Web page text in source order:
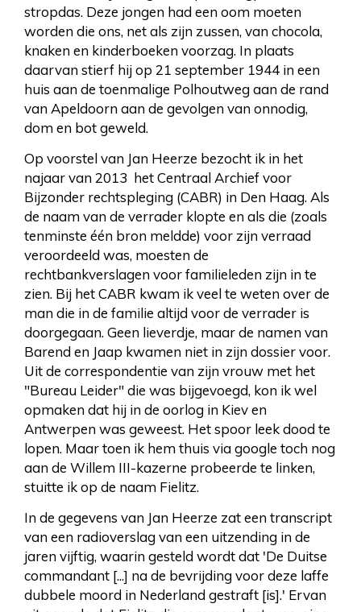
stropdas. Deze jongen had een oom moeten
worden die ons, net als zijn zussen, van chocola,
knaken en kinderboeken voorzag. In plaats
daarvan stierf hij op 21 september 1944 in een
huis aan de toenmalige Polhoutweg aan de rand
van Apeldoorn aan de gevolgen van onnodig,
dom en bot geweld.
Op voorstel van Jan Heerze bezocht ik in het
najaar van 2013 het Centraal Archief voor
Bijzonder rechtspleging (CABR) in Den Haag. Als
de naam van de verrader klopte en als die (zoals
tenminste één bron meldde) voor zijn verraad
veroordeeld was, moesten de
rechtbankverslagen voor familieleden zijn in te
zien. Bij het CABR kwam ik veel te weten over de
man die in de familie altijd voor de verrader is
doorgegaan. Geen lieverdje, maar de namen van
Barend en Jaap kwamen niet in zijn dossier voor.
Uit de correspondentie van zijn vrouw met het
"Bureau Leider" die was bijgevoegd, kon ik wel
opmaken dat hij in de oorlog in Kiev en
Antwerpen was geweest. Het spoor leek dood te
lopen. Maar toen ik hem thuis via google toch nog
aan de Willem III-kazerne probeerde te linken,
stuitte ik op de naam Fielitz.
In de gegevens van Jan Heerze zat een transcript
van een radioverslag van een uitzending in de
jaren vijftig, waarin gesteld wordt dat 'De Duitse
commandant [...] na de bevrijding voor deze laffe
dubbele moord in Nederland gestraft [is].' Ervan